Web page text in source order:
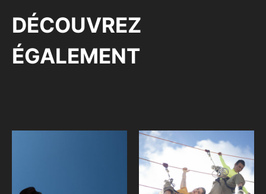
DÉCOUVREZ
ÉGALEMENT